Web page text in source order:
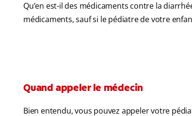
Qu’en est-il des médicaments contre la
médicaments, sauf si le pédiatre de votre
Quand appeler le médecin
Bien entendu, vous pouvez appeler votre